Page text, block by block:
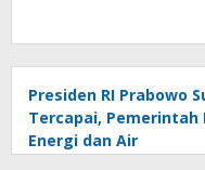
Presiden RI Prabowo
Tercapai, Pemerintah
Energi dan Air